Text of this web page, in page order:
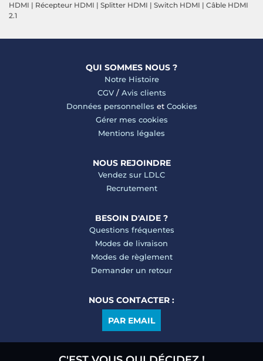
HDMI | Récepteur HDMI | Splitter HDMI | Switch HDMI | Câble HDMI
2.1
QUI SOMMES NOUS ?
Notre Histoire
CGV/ Avis clients
Données personnelles et Cookies
Gérer mes cookies
Mentions légales
NOUS REJOINDRE
Vendez sur LDLC
Recrutement
BESOIN D'AIDE ?
Questions fréquentes
Modes de livraison
Modes de règlement
Demander un retour
NOUS CONTACTER :
PAR EMAIL